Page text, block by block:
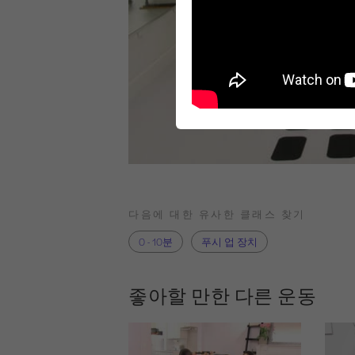
다음에 대한 유사한 클래스 찾기
0 - 10분
푸시 업 장치
좋아할 만한 다른 운동